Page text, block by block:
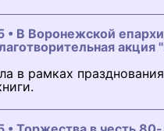
• В Воронежской
акция
в рамках